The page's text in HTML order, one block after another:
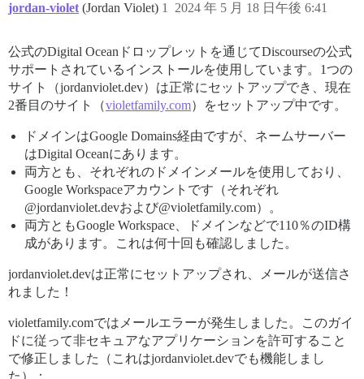
jordan-violet (Jordan Violet) 2024 年 5 月 18 日午後 6:41
1
公式のDigital Oceanドロップレットを通じてDiscourseの公式
サポートされているインストールを使用しています。1つの
サイト（jordanviolet.dev）は正常にセットアップでき、現在
2番目のサイト（violetfamily.com）をセットアップ中です。
ドメインはGoogle Domains経由ですが、ネームサーバー
はDigital Oceanにあります。
両方とも、それぞれのドメインメールを使用しており、
Google Workspaceアカウントです（それぞれ
@jordanviolet.devおよび@violetfamily.com）。
両方ともGoogle Workspace、ドメインなどで110％のID構
成があります。これは何十回も確認しました。
jordanviolet.devは正常にセットアップされ、メールが送信さ
れました！
violetfamily.comではメールエラーが発生しました。このガイ
ドに従って非セキュアなアプリケーションを許可すること
で修正しました（これはjordanviolet.devでも機能しまし